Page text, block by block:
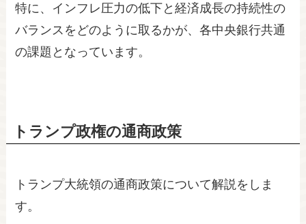
特に、インフレ圧力の低下と経済成長の持続性の
バランスをどのように取るかが、各中央銀行共通
の課題となっています。
トランプ政権の通商政策
トランプ大統領の通商政策について解説をしま
す。